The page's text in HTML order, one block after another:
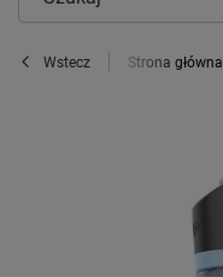
Wstecz Strona główna